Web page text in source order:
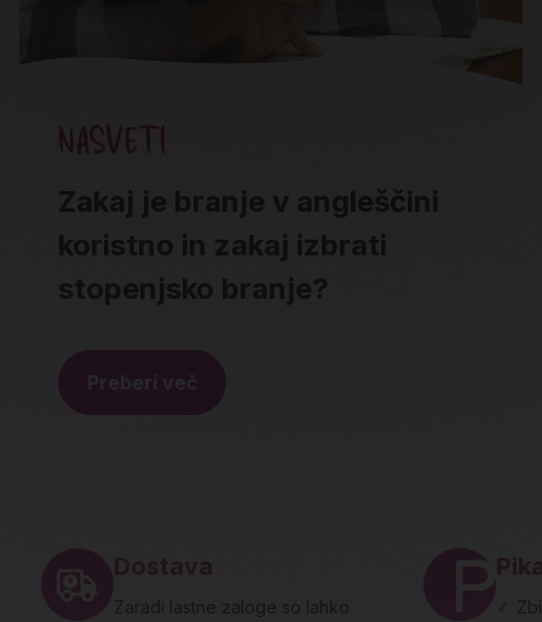
NASVETI
Zakaj je branje v angleščini
koristno in zakaj izbrati
stopenjsko branje?
Preberi več
Dostava
Zaradi lastne zaloge so lahko